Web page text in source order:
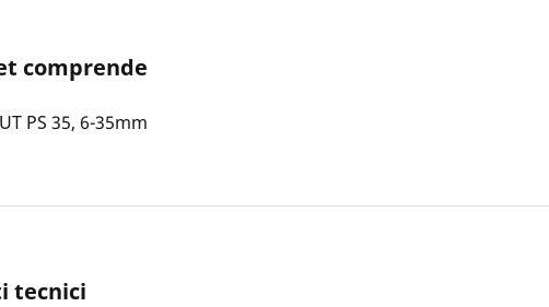
comprende
PS 35, 6-35mm
tecnici